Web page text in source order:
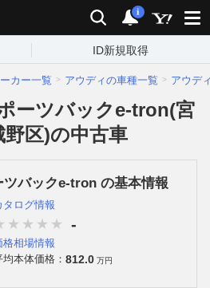
検索 通知
i
ID新規取得
カー一覧 アウディの車種一覧 アウデ
ーツバックe-tron(宮
区)の中古車
ツバックe-tron の基本情報
タログ情報
-
格相場情報
均本体価格： 812.0 万円